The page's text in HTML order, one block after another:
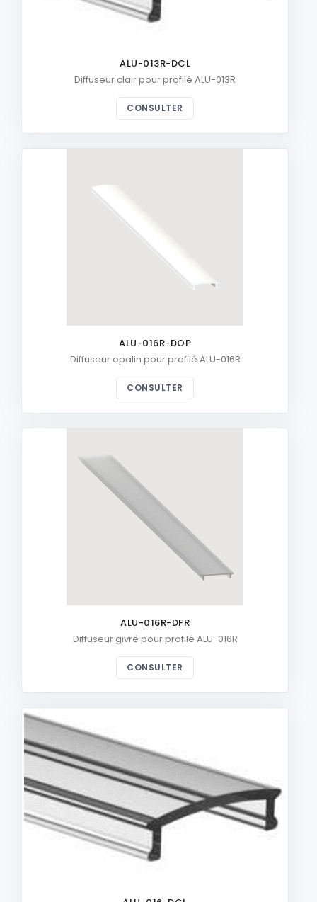
ALU-013R-DCL
Diffuseur clair pour profilé ALU-013R
CONSULTER
ALU-016R-DOP
Diffuseur opalin pour profilé ALU-016R
CONSULTER
ALU-016R-DFR
Diffuseur givré pour profilé ALU-016R
CONSULTER